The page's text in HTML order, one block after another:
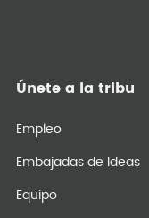
Únete a la tribu
Empleo
Embajadas de Ideas
Equipo